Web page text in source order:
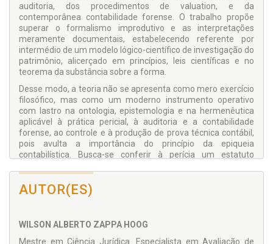
auditoria, dos procedimentos de valuation, e da
contemporânea contabilidade forense. O trabalho propõe
superar o formalismo improdutivo e as interpretações
meramente documentais, estabelecendo referente por
intermédio de um modelo lógico-científico de investigação do
patrimônio, alicerçado em princípios, leis científicas e no
teorema da substância sobre a forma.
Desse modo, a teoria não se apresenta como mero exercício
filosófico, mas como um moderno instrumento operativo
com lastro na ontologia, epistemologia e na hermenêutica
aplicável à prática pericial, à auditoria e a contabilidade
forense, ao controle e à produção de prova técnica contábil,
pois avulta a importância do princípio da epiqueia
contabilística. Busca-se conferir à perícia um estatuto
testáveis, raciocínio lógico-contábil e coerência
hermenêutica, afastando subjetivismos, sofismas e
construções retóricas.
AUTOR(ES)
WILSON ALBERTO ZAPPA HOOG
Mestre em Ciência Jurídica. Especialista em Avaliação de